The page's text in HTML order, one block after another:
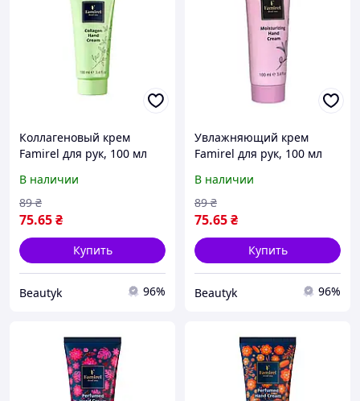
Коллагеновый крем
Famirel для рук, 100 мл
В наличии
75.65₴
89 ₴
Купить
Beautyk 96%
Увлажняющий крем
Famirel для рук, 100 мл
В наличии
75.65₴
89 ₴
Купить
Beautyk 96%